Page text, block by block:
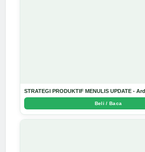
STRATEGI PRODUKTIF MENULIS UPDATE -
Beli / Baca